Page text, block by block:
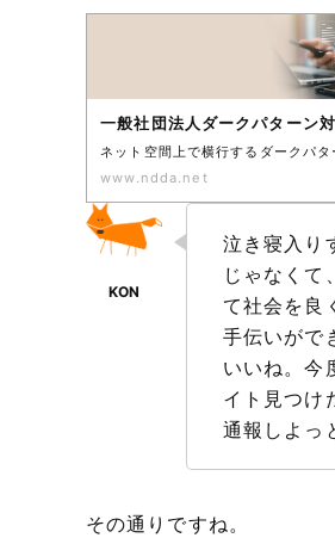
www.ndda.net
泣き寝入り
じゃなくて
て社会を良
手伝いがで
いいね。今
イト見つけ
通報しよっ
その通りですね。